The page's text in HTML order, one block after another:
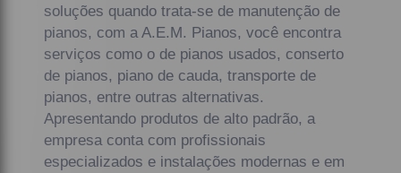
soluções quando trata-se de manutenção de
pianos, com a A.E.M. Pianos, você encontra
serviços como o de pianos usados, conserto
de pianos, piano de cauda, transporte de
pianos, entre outras alternativas.
Apresentando produtos de alto padrão, a
empresa conta com profissionais
especializados e instalações modernas e em